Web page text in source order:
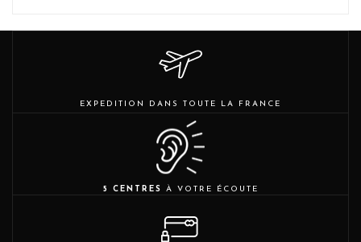
EXPEDITION DANS TOUTE LA FRANCE
5 CENTRES À VOTRE ÉCOUTE